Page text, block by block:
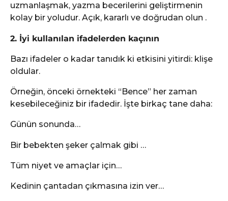
uzmanlaşmak, yazma becerilerini geliştirmenin
kolay bir yoludur. Açık, kararlı ve doğrudan olun .
2. İyi kullanılan ifadelerden kaçının
Bazı ifadeler o kadar tanıdık ki etkisini yitirdi: klişe
oldular.
Örneğin, önceki örnekteki “Bence” her zaman
kesebileceğiniz bir ifadedir. İşte birkaç tane daha:
Günün sonunda…
Bir bebekten şeker çalmak gibi …
Tüm niyet ve amaçlar için…
Kedinin çantadan çıkmasına izin ver…